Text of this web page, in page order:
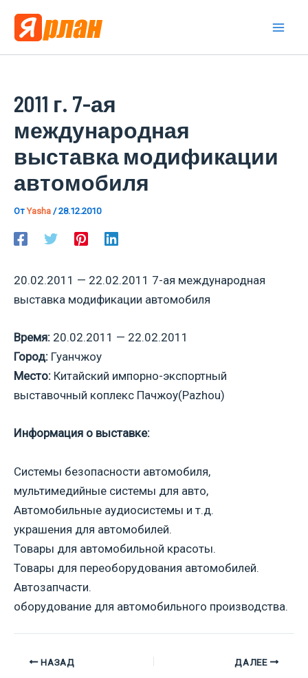
2011 г. 7-ая
международная
выставка модификации
автомобиля
ОтYasha /28.12.2010
20.02.2011 — 22.02.2011 7-ая международная
выставка модификации автомобиля
Время: 20.02.2011 — 22.02.2011
Город: Гуанчжоу
Место: Китайский импорно-экспортный
выставочный коплекс Пачжоу(Pazhou)
Информация о выставке:
Системы безопасности автомобиля,
мультимедийные системы для авто,
Автомобильные аудиосистемы и т.д.
украшения для автомобилей.
Товары для автомобильной красоты.
Товары для переоборудования автомобилей.
Автозапчасти.
оборудование для автомобильного производства.
НАЗАД ДАЛЕЕ